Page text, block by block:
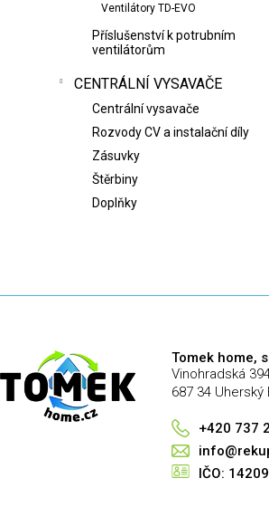
Ventilátory TD-EVO
Příslušenství k potrubním
ventilátorům
CENTRÁLNÍ VYSAVAČE
Centrální vysavače
Rozvody CV a instalační díly
Zásuvky
Štěrbiny
Doplňky
Tomek home,
Vinohradská
687 34 Uherský
+420 737
IČO: